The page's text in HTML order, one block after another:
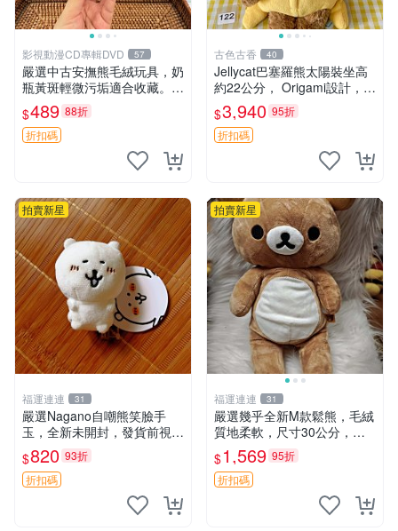
影視動漫CD專輯DVD 57
嚴選中古安撫熊毛絨玩具，奶
瓶黃斑輕微污垢適合收藏。默
認兩日發貨，全國快遞隨機派
送。 成色如圖可放心購買，
輕微瑕疵和臟污不影響使用。
安撫熊 中古玩偶 毛
$489 88折
折扣碼
古色古香 40
Jellycat巴塞羅熊太陽裝坐高
約22公分， Origami設計，來
自越南。嚴選 Recommendat
ion！巴塞羅、 Origami熊、J
elly
$3,940 95折
折扣碼
拍賣新星
福運連連 31
嚴選Nagano自嘲熊笑臉手
玉，全新未開封，發貨前視頻
確認，海南 廣西 貴州 嚴選N
agano自嘲熊笑臉手玉，全新
未開封，發貨前視頻確認，四
$820 93折
折扣碼
拍賣新星
福運連連 31
嚴選幾乎全新M款鬆熊，毛絨
質地柔軟，尺寸30公分，做
工精緻可愛，適合收藏或贈送
親友。中古使用痕跡，手感依
然優良。 鬆熊 嬰熊 毛玩偶
$1,569 95折
折扣碼